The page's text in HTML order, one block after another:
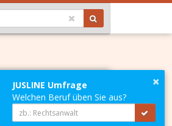
IST ALLE
×
JUSLINE Umfrage
Welchen Beruf üben Sie aus?